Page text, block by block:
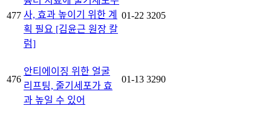
477 사, 효과 높이기 위한 계
획 필요 [김윤근 원장 칼
럼]
01-22 3205
476
안티에이징 위한 얼굴
리프팅, 줄기세포가 효
과 높일 수 있어
01-13 3290